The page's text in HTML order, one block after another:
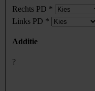
Rechts PD *
Links PD *
Additie
?